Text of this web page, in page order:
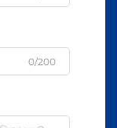
0/200